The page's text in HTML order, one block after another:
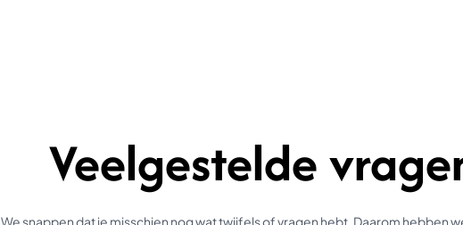
Veelgestelde
We snappen dat je misschien nog wat twijfels of vragen hebt. Daarom hebben